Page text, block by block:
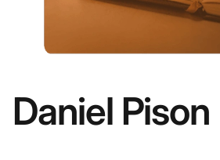
Daniel Pison